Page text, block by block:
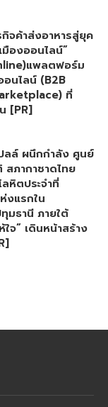
จค้าส่งอาหารสู่ยุค
องออนไลน์”
แพลตฟอร์ม
นไลน์ (B2B
ที่
[PR]
ลล์ ผนึกกำลัง ศูนย์
สภากาชาดไทย
หิตประจำที่
งแรกใน
มธานี ภายใต้
ใจ” เดินหน้าสร้าง